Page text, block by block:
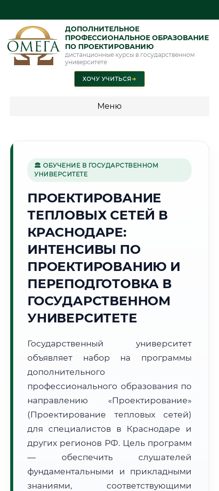
ДОПОЛНИТЕЛЬНОЕ
ПРОФЕССИОНАЛЬНОЕ ОБРАЗОВАНИЕ
ПО ПРОЕКТИРОВАНИЮ
дистанционные курсы в государственном
университете
ХОЧУ УЧИТЬСЯ➜
Меню
🌻
Г. КРАСНОДАР
19:56:03
2026 г.
Погода в г. Краснодар:☀️ +31°C,Ясно
🌅 Восход: 05:15 🌇 Закат:19:44
Субъект:
Краснодарский край
Часовой пояс:
Формат учебы:
Дистанционно
🗺️ Зона обслуживания: г. Краснодар
🏛 ОБУЧЕНИЕ В ГОСУДАРСТВЕННОМ
УНИВЕРСИТЕТЕ
ПРОЕКТИРОВАНИЕ
ТЕПЛОВЫХ СЕТЕЙ В
КРАСНОДАРЕ:
ИНТЕНСИВЫ ПО
ПРОЕКТИРОВАНИЮ И
ПЕРЕПОДГОТОВКА В
ГОСУДАРСТВЕННОМ
УНИВЕРСИТЕТЕ
Государственный университет
объявляет набор на программы
дополнительного
профессионального образования по
направлению «Проектирование»
(Проектирование тепловых сетей)
для специалистов в Краснодаре и
других регионов РФ. Цель программ
— обеспечить слушателей
фундаментальными и прикладными
знаниями, соответствующими